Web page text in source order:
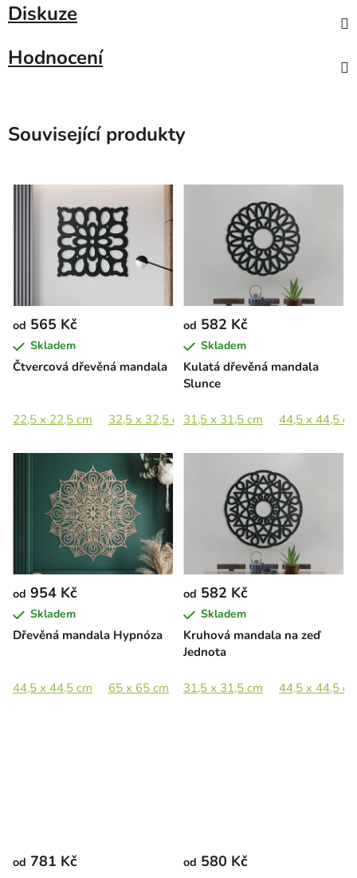
Diskuze
Hodnocení
Související produkty
Čtvercová dřevěná mandala
od 565 Kč
Skladem
22,5 x 22,5 cm 32,5 x 32,5 cm 44,5 x 44,5 cm 65 x 64,5
Kulatá dřevěná mandala
Slunce
od 582 Kč
Skladem
31,5 x 31,5 cm 44,5 x 44,5
Dřevěná mandala Hypnóza
od 954 Kč
Skladem
44,5 x 44,5 cm 65 x 65 cm 89 x 89 cm
Kruhová mandala na zeď
Jednota
od 582 Kč
Skladem
31,5 x 31,5 cm 44,5 x 44,5
od 781 Kč od 580 Kč